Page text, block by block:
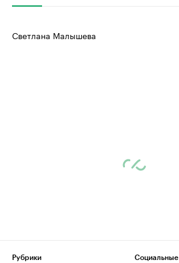
Светлана Малышева
Рубрики
Социальные